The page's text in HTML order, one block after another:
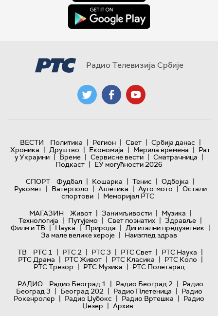
Радио Телевизија Србије
ВЕСТИ Политика | Регион | Свет | Србија данас |
Хроника | Друштво | Економија | Мерила времена | Рат
у Украјини | Време | Сервисне вести | Сматрачница |
Подкаст | ЕУ могућности 2026
СПОРТ
Фудбал | Кошарка | Тенис | Одбојка |
Рукомет | Ватерполо | Атлетика | Ауто-мото | Остали
спортови | Меморијал РТС
МАГАЗИН
Живот | Занимљивости | Музика |
Технологијa | Путујемо | Свет познатих | Здравље |
Филм и ТВ | Наука | Природа | Дигитални предузетник |
За мале велике хероје | Наизглед здрав
ТВ
РТС 1 | РТС 2 | РТС 3 | РТС Свет | РТС Наука |
РТС Драма | РТС Живот | РТС Класика | РТС Коло |
РТС Трезор | РТС Музика | РТС Полетарац
РАДИО
Радио Београд 1 | Радио Београд 2 | Радио
Београд 3 | Београд 202 | Радио Плетеница | Радио
Рокенролер | Радио Џубокс | Радио Вртешка | Радио
Џезер | Архив